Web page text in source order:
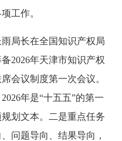
工作。
局长在全国知识产权局
2026年天津市知识产权
会议制度第一次会议。
年是“十五五”的第一
划文本。二是重点任务
问题导向、结果导向，